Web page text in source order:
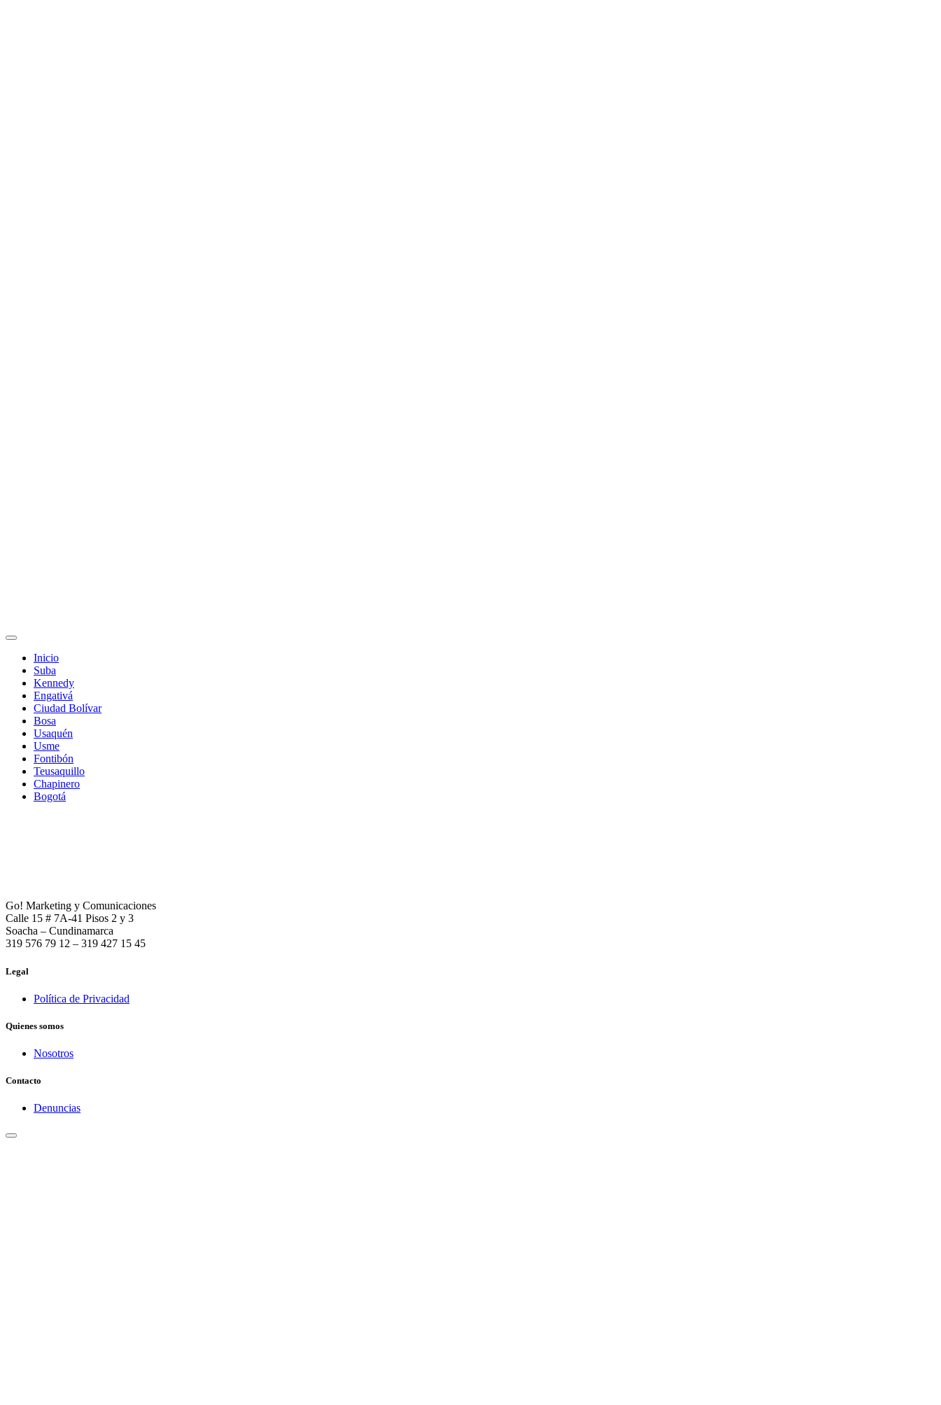
Inicio
Suba
Kennedy
Engativá
Ciudad Bolívar
Bosa
Usaquén
Usme
Fontibón
Teusaquillo
Chapinero
Bogotá
Go! Marketing y Comunicaciones
Calle 15 # 7A-41 Pisos 2 y 3
Soacha – Cundinamarca
319 576 79 12 – 319 427 15 45
Legal
Política de Privacidad
Quienes somos
Nosotros
Contacto
Denuncias